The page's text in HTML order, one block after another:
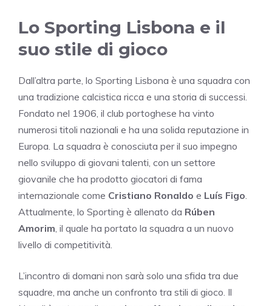
Lo Sporting Lisbona e il
suo stile di gioco
Dall’altra parte, lo Sporting Lisbona è una squadra con
una tradizione calcistica ricca e una storia di successi.
Fondato nel 1906, il club portoghese ha vinto
numerosi titoli nazionali e ha una solida reputazione in
Europa. La squadra è conosciuta per il suo impegno
nello sviluppo di giovani talenti, con un settore
giovanile che ha prodotto giocatori di fama
internazionale come Cristiano Ronaldo e Luís Figo
Attualmente, lo Sporting è allenato da Rúben
Amorim , il quale ha portato la squadra a un nuovo
livello di competitività.
L’incontro di domani non sarà solo una sfida tra due
squadre, ma anche un confronto tra stili di gioco. Il